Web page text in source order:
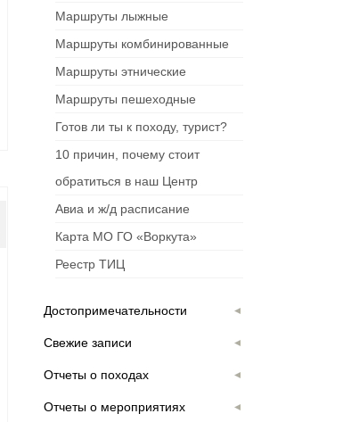
Маршруты лыжные
Маршруты комбинированные
Маршруты этнические
Маршруты пешеходные
Готов ли ты к походу, турист?
10 причин, почему стоит
обратиться в наш Центр
Авиа и ж/д расписание
Карта МО ГО «Воркута»
Реестр ТИЦ
Достопримечательности
Свежие записи
Отчеты о походах
Отчеты о мероприятиях